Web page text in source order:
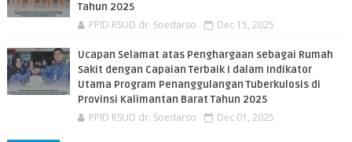
Tahun 2025
PPID RSUD dr. Soedarso Dec 15, 2025
Ucapan Selamat atas Penghargaan sebagai Rumah
Sakit dengan Capaian Terbaik I dalam Indikator
Utama Program Penanggulangan Tuberkulosis di
Provinsi Kalimantan Barat Tahun 2025
PPID RSUD dr. Soedarso Dec 01, 2025